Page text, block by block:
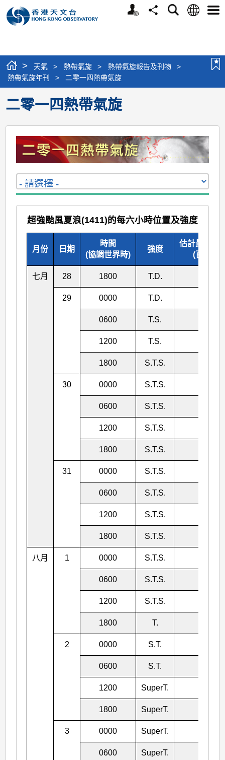
個
分
搜
語
選
> 天氣 > 熱帶氣旋 > 熱帶氣旋報告及刊物
>
熱帶氣旋年刊
> 二零一四熱帶氣旋
二零一四熱帶氣旋
超強颱風夏浪(1411)的每六小時位置及強度
月份 日期
時間
(協調世界時)
強度
估計最低中
(百帕斯
七月 28 1800 T.D.
29 0000 T.D.
0600 T.S.
1200 T.S.
1800 S.T.S.
30 0000 S.T.S.
0600 S.T.S.
1200 S.T.S.
1800 S.T.S.
31 0000 S.T.S.
0600 S.T.S.
1200 S.T.S.
1800 S.T.S.
八月 1 0000 S.T.S.
0600 S.T.S.
1200 S.T.S.
1800 T.
2 0000 S.T.
0600 S.T.
1200 SuperT.
1800 SuperT.
3 0000 SuperT.
0600 SuperT.